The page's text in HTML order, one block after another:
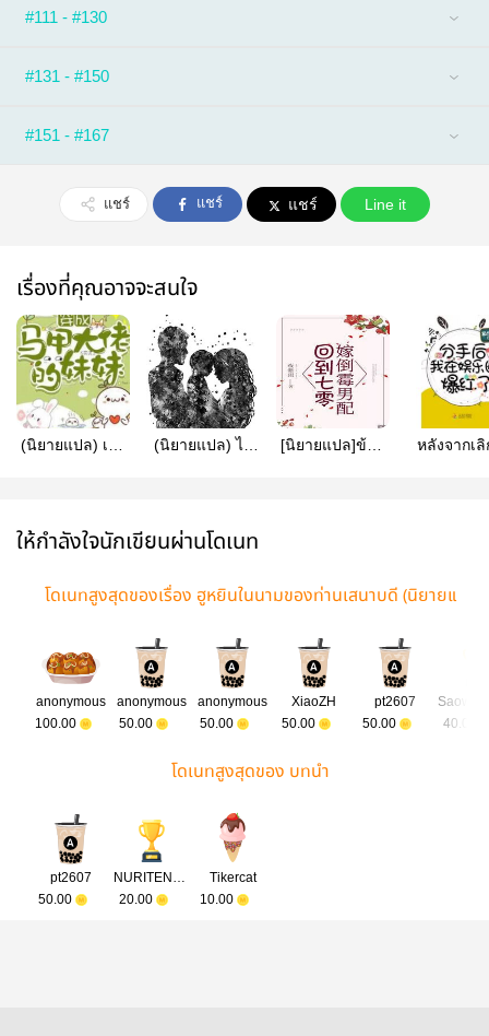
#111 - #130
#131 - #150
#151 - #167
แชร์ แชร์ แชร์ Line it
เรื่องที่คุณอาจจะสนใจ
(นิยายแปล) เกิด
(นิยายแปล) ไป
[นิยายแปล]ข้าม
หลังจากเลิ
ให้กำลังใจนักเขียนผ่านโดเนท
โดเนทสูงสุดของเรื่อง ฮูหยินในนามของท่านเสนาบดี​ (นิยายแ
anonymous
100.00
anonymous
50.00
anonymous
50.00
XiaoZH
50.00
pt2607
50.00
40.00
โดเนทสูงสุดของ บทนำ
pt2607
50.00
NURITENTO POPATAS
20.00
Tikercat
10.00